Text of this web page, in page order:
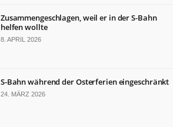
Zusammengeschlagen, weil er in der S-Bahn
helfen wollte
8. APRIL 2026
S-Bahn während der Osterferien eingeschränkt
24. MÄRZ 2026